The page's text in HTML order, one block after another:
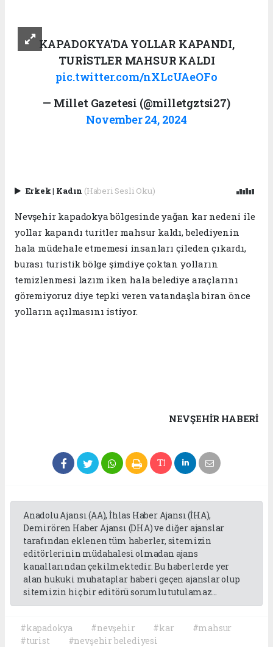
KAPADOKYA'DA YOLLAR KAPANDI,
TURİSTLER MAHSUR KALDI
pic.twitter.com/nXLcUAeOFo
— Millet Gazetesi (@milletgztsi27)
November 24, 2024
Erkek| Kadın (Haberi Sesli Oku)
Nevşehir kapadokya bölgesinde yağan kar nedeni ile
yollar kapandı turitler mahsur kaldı, belediyenin
hala müdehale etmemesi insanları çileden çıkardı,
burası turistik bölge şimdiye çoktan yolların
temizlenmesi lazım iken hala belediye araçlarını
göremiyoruz diye tepki veren vatandaşla biran önce
yolların açılmasını istiyor.
NEVŞEHIR HABERİ
Anadolu Ajansı (AA), İhlas Haber Ajansı (İHA),
Demirören Haber Ajansı (DHA) ve diğer ajanslar
tarafından eklenen tüm haberler, sitemizin
editörlerinin müdahalesi olmadan ajans
kanallarından çekilmektedir. Bu haberlerde yer
alan hukuki muhataplar haberi geçen ajanslar olup
sitemizin hiç bir editörü sorumlu tutulamaz...
#kapadokya #nevşehir #kar
#mahsur
#turist
#nevşehir belediyesi